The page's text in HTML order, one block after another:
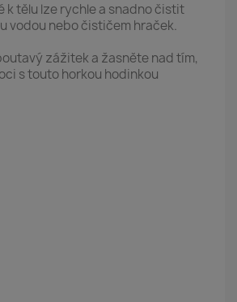
k tělu lze rychle a snadno čistit
vodou nebo čističem hraček.
zážitek a žasněte nad tím,
s touto horkou hodinkou